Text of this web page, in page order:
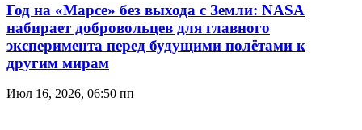
Год на «Марсе» без выхода с Земли: NASA
набирает добровольцев для главного
эксперимента перед будущими полётами к
другим мирам
Июл 16, 2026, 06:50 пп